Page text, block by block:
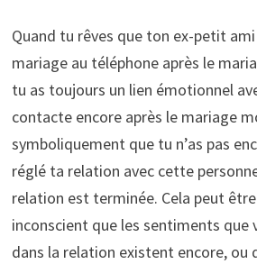
Quand tu rêves que ton ex-petit
mariage au téléphone après le
tu as toujours un lien émotionnel
contacte encore après le mariage
symboliquement que tu n’as pas
réglé ta relation avec cette
relation est terminée. Cela peut
inconscient que les sentiments que
dans la relation existent encore, ou